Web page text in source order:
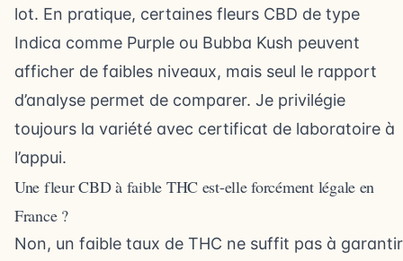
lot. En pratique, certaines fleurs CBD de type
Indica comme Purple ou Bubba Kush peuvent
afficher de faibles niveaux, mais seul le rapport
d’analyse permet de comparer. Je privilégie
toujours la variété avec certificat de laboratoire à
l’appui.
Une fleur CBD à faible THC est-elle forcément légale en
France ?
Non, un faible taux de THC ne suffit pas à garantir